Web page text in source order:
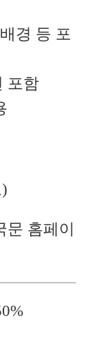
경 등 포
포함
홈페이